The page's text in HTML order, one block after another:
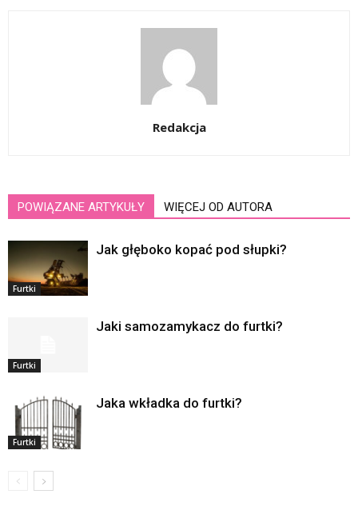
Redakcja
POWIĄZANE ARTYKUŁY WIĘCEJ OD AUTORA
Furtki
Jak głęboko kopać pod słupki?
Furtki
Jaki samozamykacz do furtki?
Furtki
Jaka wkładka do furtki?